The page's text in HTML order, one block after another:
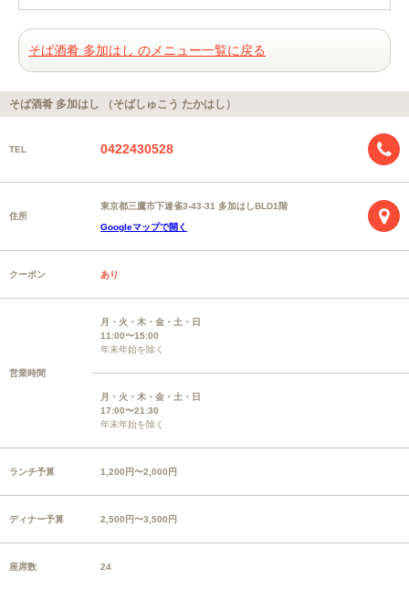
そば酒肴 多加はし のメニュー一覧に戻る
そば酒肴 多加はし （そばしゅこう たかはし）
TEL 0422430528
住所
東京都三鷹市下連雀3-43-31 多加はしBLD1階
Googleマップで開く
クーポン あり
営業時間
月・火・木・金・土・日
11:00〜15:00
年末年始を除く
月・火・木・金・土・日
17:00〜21:30
年末年始を除く
ランチ予算 1,200円〜2,000円
ディナー予算 2,500円〜3,500円
座席数 24